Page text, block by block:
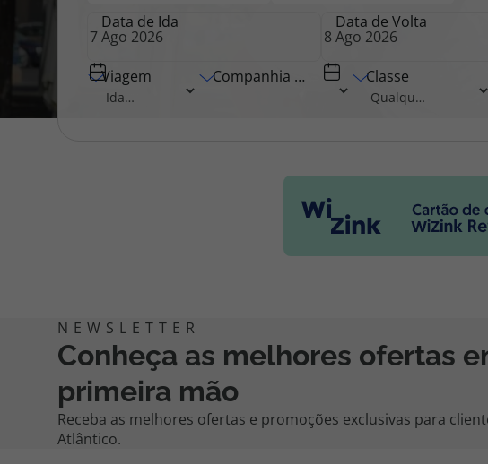
Data de Ida Data de Volta
Viagem Companhia Aérea Classe
Conheça as melhores ofertas
primeira mão
Receba as melhores ofertas e promoções exclusivas para
Atlântico.